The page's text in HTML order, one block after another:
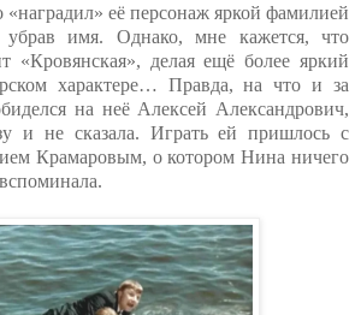
«наградил» её персонаж яркой фамилией
убрав имя. Однако, мне кажется, что
«Кровянская», делая ещё более яркий
характере… Правда, на что и за
на неё Алексей Александрович,
и не сказала. Играть ей пришлось с
Крамаровым, о котором Нина ничего